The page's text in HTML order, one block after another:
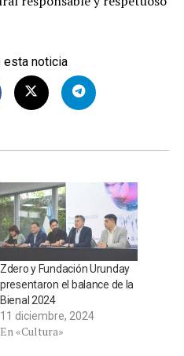
esta noticia
Zdero y Fundación Urunday
presentaron el balance de la
Bienal 2024
11 diciembre, 2024
En «Cultura»